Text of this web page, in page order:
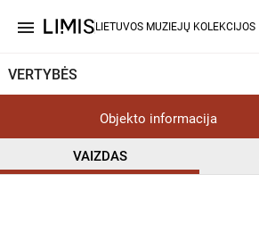
menu LIETUVOS MUZIEJŲ KOLEKCIJOS
VERTYBĖS
Objekto informacija
VAIZDAS
InC help_outline